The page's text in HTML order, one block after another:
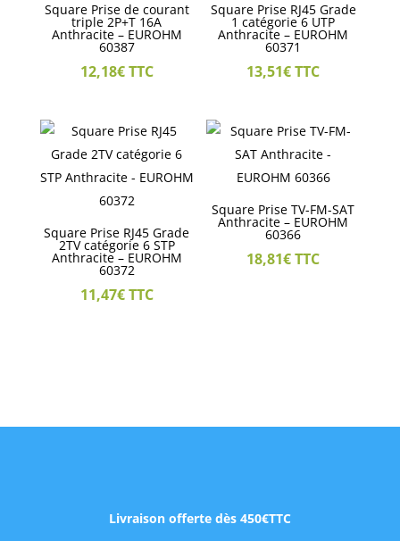
Square Prise de courant
triple 2P+T 16A
Anthracite – EUROHM
60387
12,18€TTC
Square Prise RJ45 Grade
1 catégorie 6 UTP
Anthracite – EUROHM
60371
13,51€TTC
Square Prise RJ45 Grade
2TV catégorie 6 STP
Anthracite – EUROHM
60372
11,47€TTC
Square Prise TV-FM-SAT
Anthracite – EUROHM
60366
18,81€TTC
Livraison offerte dès 450€TTC